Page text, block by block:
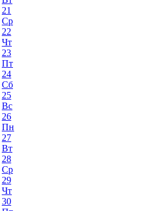
21
Ср
22
Чт
23
Пт
24
Сб
25
Вс
26
Пн
27
Вт
28
Ср
29
Чт
30